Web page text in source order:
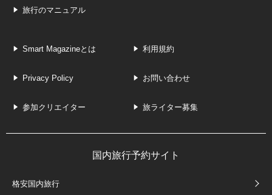
旅行のマニュアル
Smart Magazineとは 利用規約
Privacy Policy お問い合わせ
参加クリエイター 旅ライター募集
国内旅行予約サイト
格安国内旅行